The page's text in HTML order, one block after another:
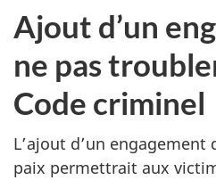
Ajout d’un
ne pas
Code criminel
L’ajout d’un
paix permettrait aux